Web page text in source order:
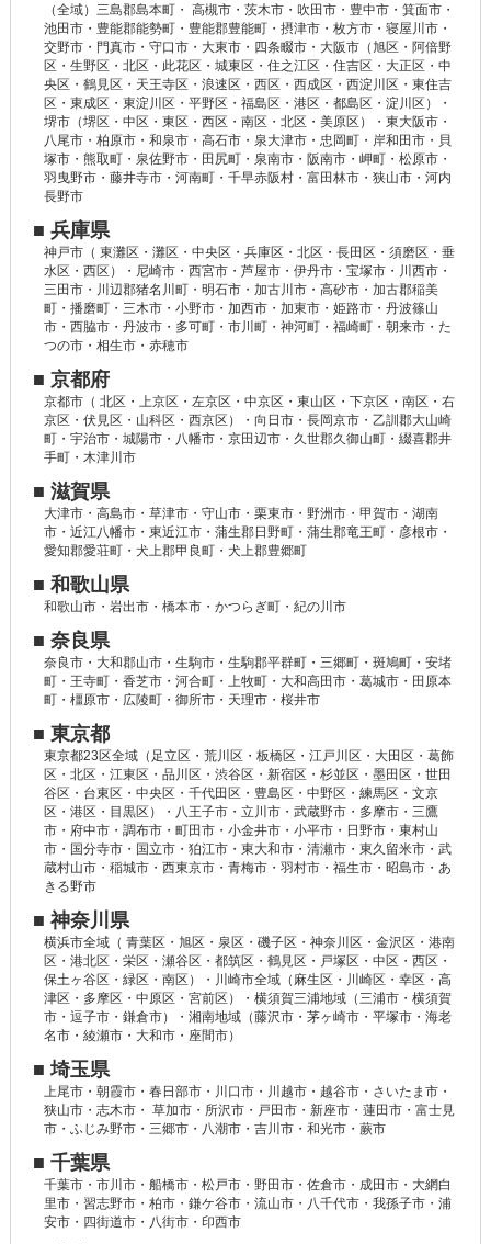
（全域）三島郡島本町・ 高槻市・茨木市・吹田市・豊中市・箕面市・
池田市・豊能郡能勢町・豊能郡豊能町・摂津市・枚方市・寝屋川市・
交野市・門真市・守口市・大東市・四条畷市・大阪市（旭区・阿倍野
区・生野区・北区・此花区・城東区・住之江区・住吉区・大正区・中
央区・鶴見区・天王寺区・浪速区・西区・西成区・西淀川区・東住吉
区・東成区・東淀川区・平野区・福島区・港区・都島区・淀川区）・
堺市（堺区・中区・東区・西区・南区・北区・美原区）・東大阪市・
八尾市・柏原市・和泉市・高石市・泉大津市・忠岡町・岸和田市・貝
塚市・熊取町・泉佐野市・田尻町・泉南市・阪南市・岬町・松原市・
羽曳野市・藤井寺市・河南町・千早赤阪村・富田林市・狭山市・河内
長野市
■ 兵庫県
神戸市（ 東灘区・灘区・中央区・兵庫区・北区・長田区・須磨区・垂
水区・西区）・尼崎市・西宮市・芦屋市・伊丹市・宝塚市・川西市・
三田市・川辺郡猪名川町・明石市・加古川市・高砂市・加古郡稲美
町・播磨町・三木市・小野市・加西市・加東市・姫路市・丹波篠山
市・西脇市・丹波市・多可町・市川町・神河町・福崎町・朝来市・た
つの市・相生市・赤穂市
■ 京都府
京都市（ 北区・上京区・左京区・中京区・東山区・下京区・南区・右
京区・伏見区・山科区・西京区）・向日市・長岡京市・乙訓郡大山崎
町・宇治市・城陽市・八幡市・京田辺市・久世郡久御山町・綴喜郡井
手町・木津川市
■ 滋賀県
大津市・高島市・草津市・守山市・栗東市・野洲市・甲賀市・湖南
市・近江八幡市・東近江市・蒲生郡日野町・蒲生郡竜王町・彦根市・
愛知郡愛荘町・犬上郡甲良町・犬上郡豊郷町
■ 和歌山県
和歌山市・岩出市・橋本市・かつらぎ町・紀の川市
■ 奈良県
奈良市・大和郡山市・生駒市・生駒郡平群町・三郷町・斑鳩町・安堵
町・王寺町・香芝市・河合町・上牧町・大和高田市・葛城市・田原本
町・橿原市・広陵町・御所市・天理市・桜井市
■ 東京都
東京都23区全域（足立区・荒川区・板橋区・江戸川区・大田区・葛飾
区・北区・江東区・品川区・渋谷区・新宿区・杉並区・墨田区・世田
谷区・台東区・中央区・千代田区・豊島区・中野区・練馬区・文京
区・港区・目黒区）・八王子市・立川市・武蔵野市・多摩市・三鷹
市・府中市・調布市・町田市・小金井市・小平市・日野市・東村山
市・国分寺市・国立市・狛江市・東大和市・清瀬市・東久留米市・武
蔵村山市・稲城市・西東京市・青梅市・羽村市・福生市・昭島市・あ
きる野市
■ 神奈川県
横浜市全域（ 青葉区・旭区・泉区・磯子区・神奈川区・金沢区・港南
区・港北区・栄区・瀬谷区・都筑区・鶴見区・戸塚区・中区・西区・
保土ヶ谷区・緑区・南区）・川崎市全域（麻生区・川崎区・幸区・高
津区・多摩区・中原区・宮前区）・横須賀三浦地域（三浦市・横須賀
市・逗子市・鎌倉市）・湘南地域（藤沢市・茅ヶ崎市・平塚市・海老
名市・綾瀬市・大和市・座間市）
■ 埼玉県
上尾市・朝霞市・春日部市・川口市・川越市・越谷市・さいたま市・
狭山市・志木市・ 草加市・所沢市・戸田市・新座市・蓮田市・富士見
市・ふじみ野市・三郷市・八潮市・吉川市・和光市・蕨市
■ 千葉県
千葉市・市川市・船橋市・松戸市・野田市・佐倉市・成田市・大網白
里市・習志野市・柏市・鎌ケ谷市・流山市・八千代市・我孫子市・浦
安市・四街道市・八街市・印西市